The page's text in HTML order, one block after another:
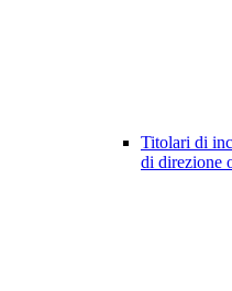
Titolari di
di direzione